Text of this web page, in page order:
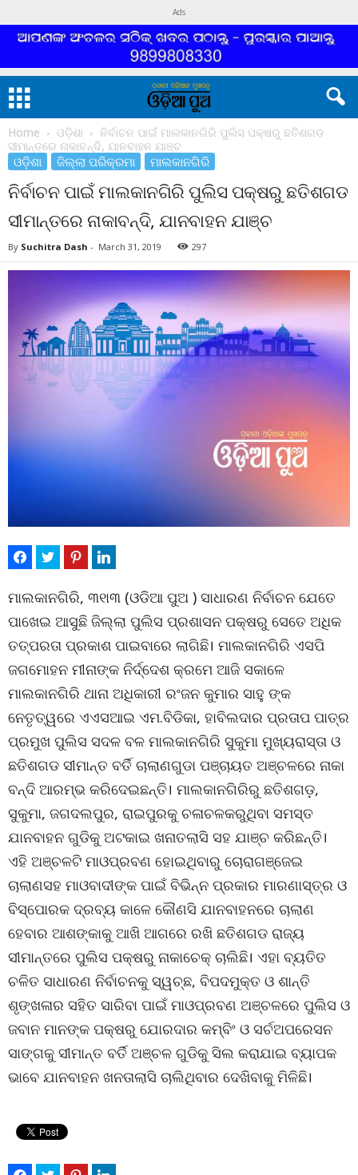
Ads
Home ଓଡ଼ିଶା
ନିର୍ବାଚନ ପାଇଁ ମାଲକାନଗିରି ପୁଲିସ ପକ୍ଷରୁ ଛତିଶଗଡ
ସୀମାନ୍ତରେ ନାକାବନ୍ଦି, ଯାନବାହନ ଯାଞ୍ଚ
ଓଡ଼ିଶା ଜିଲ୍ଲା ପରିକ୍ରମା ମାଲକାନଗିରି
ନିର୍ବାଚନ ପାଇଁ ମାଲକାନଗିରି ପୁଲିସ ପକ୍ଷରୁ ଛତିଶଗଡ
ସୀମାନ୍ତରେ ନାକାବନ୍ଦି, ଯାନବାହନ ଯାଞ୍ଚ
By Suchitra Dash - March 31, 2019 297
ମାଲକାନଗିରି, ୩୧ା୩ (ଓଡିଆ ପୁଅ ) ସାଧାରଣ ନିର୍ବାଚନ ଯେତେ
ପାଖେଇ ଆସୁଛି ଜିଲ୍ଲା ପୁଲିସ ପ୍ରଶାସନ ପକ୍ଷରୁ ସେତେ ଅଧିକ
ତତ୍ପରତା ପ୍ରକାଶ ପାଇବାରେ ଲାଗିଛି। ମାଲକାନଗିରି ଏସପି
ଜଗମୋହନ ମୀନାଙ୍କ ନିର୍ଦ୍ଦେଶ କ୍ରମେ ଆଜି ସକାଳେ
ମାଲକାନଗିରି ଥାନା ଅଧିକାରୀ ରଂଜନ କୁମାର ସାହୁ ଙ୍କ
ନେତୃତ୍ୱରେ ଏଏସଆଇ ଏମ.ବିଡିକା, ହାବିଲଦାର ପ୍ରତାପ ପାତ୍ର
ପ୍ରମୁଖ ପୁଲିସ ସଦଳ ବଳ ମାଲକାନଗିରି ସୁକୁମା ମୁଖ୍ୟରାସ୍ତା ଓ
ଛତିଶଗଡ ସୀମାନ୍ତ ବର୍ତି ଚାଲାଣଗୁଡା ପଞ୍ଚାୟତ ଅଞ୍ଚଳରେ ନାକା
ବନ୍ଦି ଆରମ୍ଭ କରିଦେଇଛନ୍ତି। ମାଲକାନଗିରିରୁ ଛତିଶଗଡ଼,
ସୁକୁମା, ଜଗଦଲପୁର, ରାଇପୁରକୁ ଚଳାଚଳକରୁଥିବା ସମସ୍ତ
ଯାନବାହନ ଗୁଡିକୁ ଅଟକାଇ ଖନାତଲାସି ସହ ଯାଞ୍ଚ କରିଛନ୍ତି।
ଏହି ଅଞ୍ଚଳଟି ମାଓପ୍ରବଣ ହୋଇଥିବାରୁ ଚୋରାଗଞ୍ଜେଇ
ଚାଲାଣସହ ମାଓବାଦୀଙ୍କ ପାଇଁ ବିଭିନ୍ନ ପ୍ରକାର ମାରଣାସ୍ତ୍ର ଓ
ବିସ୍ପୋରକ ଦ୍ରବ୍ୟ କାଳେ କୌଣସି ଯାନବାହନରେ ଚାଲାଣ
ହେବାର ଆଶଙ୍କାକୁ ଆଖି ଆଗରେ ରଖି ଛତିଶଗଡ ରାଜ୍ୟ
ସୀମାନ୍ତରେ ପୁଲିସ ପକ୍ଷରୁ ନାକାଚେକ୍ ଚାଲିଛି। ଏହା ବ୍ୟତିତ
ଚଳିତ ସାଧାରଣ ନିର୍ବାଚନକୁ ସ୍ୱଚ୍ଛ, ବିପଦମୁକ୍ତ ଓ ଶାନ୍ତି
ଶୃଙ୍ଖଳାର ସହିତ ସାରିବା ପାଇଁ ମାଓପ୍ରବଣ ଅଞ୍ଚଳରେ ପୁଲିସ ଓ
ଜବାନ ମାନଙ୍କ ପକ୍ଷରୁ ଯୋରଦାର କମ୍ବିଂ ଓ ସର୍ଚଅପରେସନ
ସାଙ୍ଗକୁ ସୀମାନ୍ତ ବର୍ତି ଅଞ୍ଚଳ ଗୁଡିକୁ ସିଲ କରାଯାଇ ବ୍ୟାପକ
ଭାବେ ଯାନବାହନ ଖନତାଲାସି ଚାଲିଥିବାର ଦେଖିବାକୁ ମିଳିଛି।